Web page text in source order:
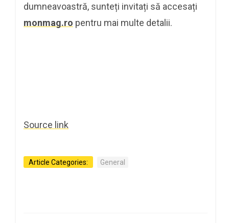
dumneavoastră, sunteți invitați să accesați
monmag.ro pentru mai multe detalii.
Source link
Article Categories: General